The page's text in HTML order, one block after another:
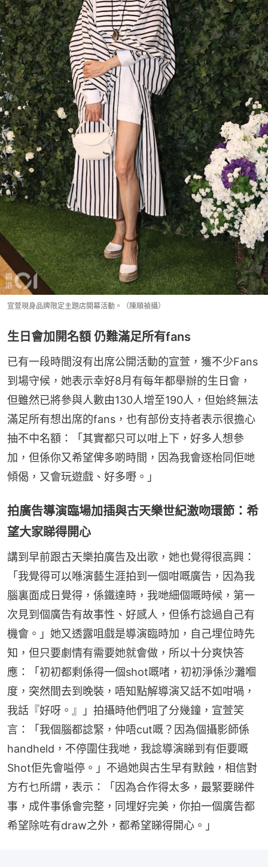
宣萱現身品牌限定主題店開幕活動。（陳順禎攝）
生日會加開名額 仍難滿足所有fans
已有一段時間沒有出席公開活動的宣萱，獲不少Fans
到場守候，她表示幸好8月有每年都舉辦的生日會，
但雖然已將參與人數由130人增至190人，但始終無法
滿足所有想出席的fans，也有部份支持者表示很擔心
抽不中名額：「其實都只可以咁上下，好多人想參
加，但係你又希望俾多啲時間，因為我會逐枱同佢哋
傾偈，又會玩遊戲、好多嘢。」
拍廣告導演臨場加插與古天樂世紀激吻環節：希
望大家睇得開心
講到早前跟古天樂拍廣告及出歌，她也覺得很高興：
「我覺得可以喺演藝生涯拍到一個咁嘅廣告，因為我
腦裏面成日覺得，係鐵達時，我哋細個嘅時候，第一
次見到個廣告有故事性、好感人，但係冇諗過自己有
機會。」她又透露咀戲是導演臨時加，自己埋位時先
知，但只要劇情有需要她就會做，所以十分爽快答
應：「初初都剩係得一個shot嘅啫，初初淨係沙灘嗰
度，突然間去到晚裝，唔知點解導演又話不如咁喎，
我話『好呀。』」拍攝時他們咀了分幾鐘，宣萱笑
言：「我個腦都諗緊，仲唔cut嘅？因為個攝影師係
handheld，不停圍住我哋，我諗導演睇到有佢要嘅
Shot佢先會嗌停。」不過她與古生早有默蝕，相信對
方冇乜所謂，表示：「因為合作得太多，最緊要睇件
事，成件事係會完整，同埋好完美，你拍一個廣告都
希望除咗有draw之外，都希望睇得開心。」